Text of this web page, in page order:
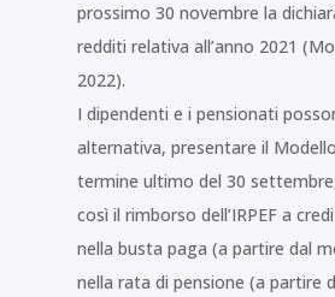
prossimo 30 novembre la
redditi relativa all’anno 2021
2022).
I dipendenti e i pensionati
alternativa, presentare il
termine ultimo del 30
così il rimborso dell’IRPEF a
nella busta paga (a partire dal
nella rata di pensione (a partire